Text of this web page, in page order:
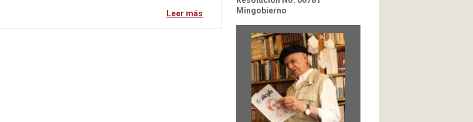
Leer más
Mingobierno